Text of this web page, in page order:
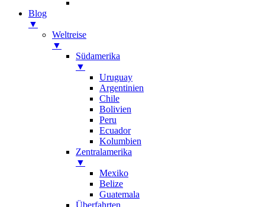
Blog
▼
Weltreise
▼
Südamerika
▼
Uruguay
Argentinien
Chile
Bolivien
Peru
Ecuador
Kolumbien
Zentralamerika
▼
Mexiko
Belize
Guatemala
Überfahrten